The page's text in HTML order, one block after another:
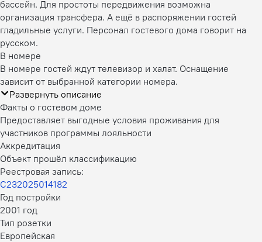
бассейн. Для простоты передвижения возможна
организация трансфера. А ещё в распоряжении гостей
гладильные услуги. Персонал гостевого дома говорит на
русском.
В номере
В номере гостей ждут телевизор и халат. Оснащение
зависит от выбранной категории номера.
Развернуть описание
Факты о гостевом доме
Предоставляет выгодные условия проживания для
участников программы лояльности
Аккредитация
Объект прошёл классификацию
Реестровая запись:
С232025014182
Год постройки
2001 год
Тип розетки
Европейская